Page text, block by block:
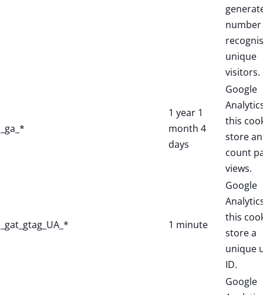
unique
visitors.
_ga_*
1 year 1
month 4
days
Google
this
store
count
views.
_gat_gtag_UA_* 1 minute
Google
this
store a
unique
ID.
Google